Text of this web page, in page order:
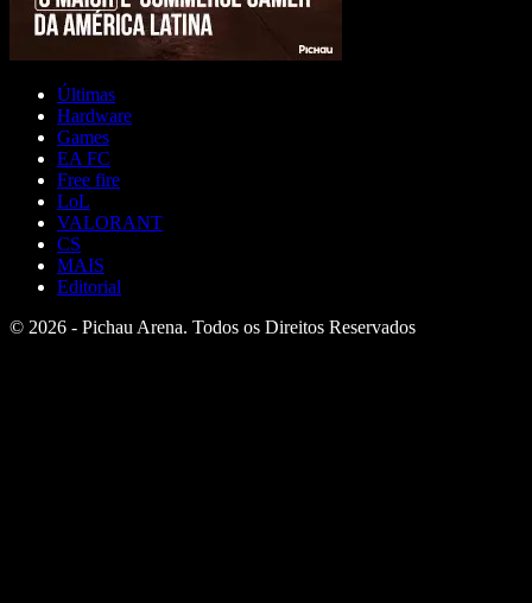
Últimas
Hardware
Games
EA FC
Free fire
LoL
VALORANT
CS
MAIS
Editorial
© 2026 - Pichau Arena. Todos os Direitos Reservados